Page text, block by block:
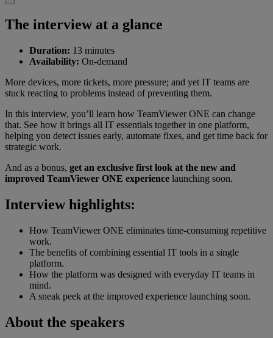
The interview at a glance
Duration: 13 minutes
Availability: On-demand
More devices, more tickets, more pressure; and yet IT teams are
stuck reacting to problems instead of preventing them.
In this interview, you’ll learn how TeamViewer ONE can change
that. See how it brings all IT essentials together in one platform,
helping you detect issues early, automate fixes, and get time back for
strategic work.
And as a bonus, get an exclusive first look at the new and
improved TeamViewer ONE experience launching soon.
Interview highlights:
How TeamViewer ONE eliminates time-consuming repetitive
work.
The benefits of combining essential IT tools in a single
platform.
How the platform was designed with everyday IT teams in
mind.
A sneak peek at the improved experience launching soon.
About the speakers